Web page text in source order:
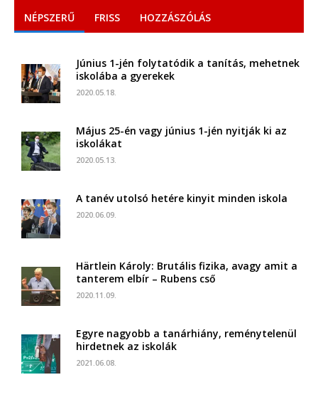
NÉPSZERŰ FRISS HOZZÁSZÓLÁS
Június 1-jén folytatódik a tanítás, mehetnek
iskolába a gyerekek
2020.05.18.
Május 25-én vagy június 1-jén nyitják ki az
iskolákat
2020.05.13.
A tanév utolsó hetére kinyit minden iskola
2020.06.09.
Härtlein Károly: Brutális fizika, avagy amit a
tanterem elbír – Rubens cső
2020.11.09.
Egyre nagyobb a tanárhiány, reménytelenül
hirdetnek az iskolák
2021.06.08.